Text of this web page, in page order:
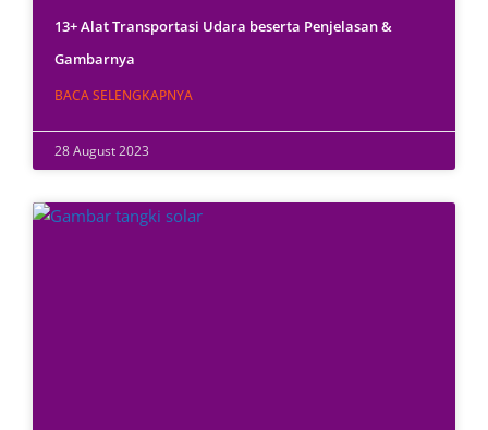
13+ Alat Transportasi Udara beserta Penjelasan &
Gambarnya
BACA SELENGKAPNYA
28 August 2023